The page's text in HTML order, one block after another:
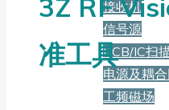
接收机
信号源
PCB/IC扫
电源及耦
工频磁场
准工具